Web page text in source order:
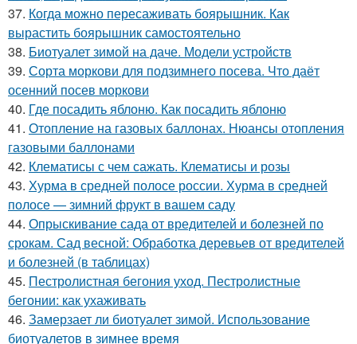
37. Когда можно пересаживать боярышник. Как
вырастить боярышник самостоятельно
38. Биотуалет зимой на даче. Модели устройств
39. Сорта моркови для подзимнего посева. Что даёт
осенний посев моркови
40. Где посадить яблоню. Как посадить яблоню
41. Отопление на газовых баллонах. Нюансы отопления
газовыми баллонами
42. Клематисы с чем сажать. Клематисы и розы
43. Хурма в средней полосе россии. Хурма в средней
полосе — зимний фрукт в вашем саду
44. Опрыскивание сада от вредителей и болезней по
срокам. Сад весной: Обработка деревьев от вредителей
и болезней (в таблицах)
45. Пестролистная бегония уход. Пестролистные
бегонии: как ухаживать
46. Замерзает ли биотуалет зимой. Использование
биотуалетов в зимнее время